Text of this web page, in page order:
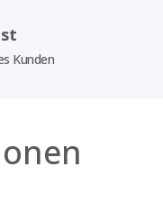
Kunden